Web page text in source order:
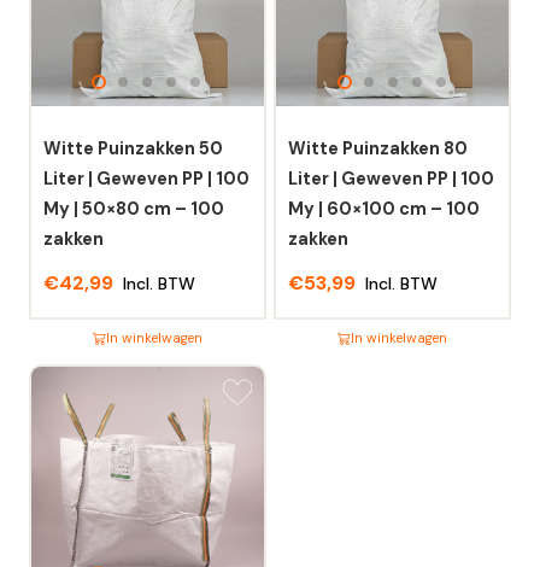
Witte Puinzakken 50
Liter | Geweven PP | 100
My | 50×80 cm – 100
zakken
€42,99 Incl. BTW
In winkelwagen
Dit
product
meerdere
variaties.
Witte Puinzakken 80
Liter | Geweven PP | 100
My | 60×100 cm – 100
zakken
€53,99 Incl. BTW
In winkelwagen